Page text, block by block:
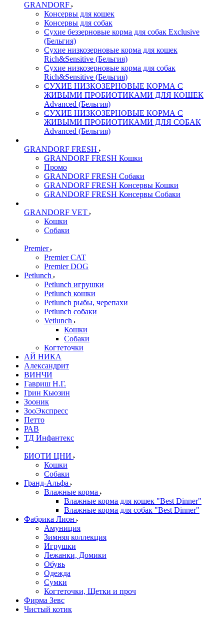
GRANDORF
Консервы для кошек
Консервы для собак
Сухие беззерновые корма для собак Exclusive
(Бельгия)
Сухие низкозерновые корма для кошек
Rich&Sensitive (Бельгия)
Сухие низкозерновые корма для собак
Rich&Sensitive (Бельгия)
СУХИЕ НИЗКОЗЕРНОВЫЕ КОРМА С
ЖИВЫМИ ПРОБИОТИКАМИ ДЛЯ КОШЕК
Advanced (Бельгия)
СУХИЕ НИЗКОЗЕРНОВЫЕ КОРМА С
ЖИВЫМИ ПРОБИОТИКАМИ ДЛЯ СОБАК
Advanced (Бельгия)
GRANDORF FRESH
GRANDORF FRESH Кошки
Промо
GRANDORF FRESH Собаки
GRANDORF FRESH Консервы Кошки
GRANDORF FRESH Консервы Собаки
GRANDORF VET
Кошки
Собаки
Premier
Premier CAT
Premier DOG
Petlunch
Petlunch игрушки
Petlunch кошки
Petlunch рыбы, черепахи
Petlunch собаки
Vetlunch
Кошки
Собаки
Когтеточки
АЙ НИКА
Александрит
ВИНЧИ
Гавриш Н.Г.
Грин Кьюзин
Зооник
ЗооЭкспресс
Петто
РАВ
ТД Инфантекс
БИОТИ ЦНИ
Кошки
Собаки
Гранд-Альфа
Влажные корма
Влажные корма для кошек "Best Dinner"
Влажные корма для собак "Best Dinner"
Фабрика Лион
Амуниция
Зимняя коллекция
Игрушки
Лежанки, Домики
Обувь
Одежда
Сумки
Когтеточки, Щетки и проч
Фирма Зевс
Чистый котик